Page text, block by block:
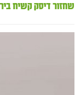
שחזור דיסק קשיח